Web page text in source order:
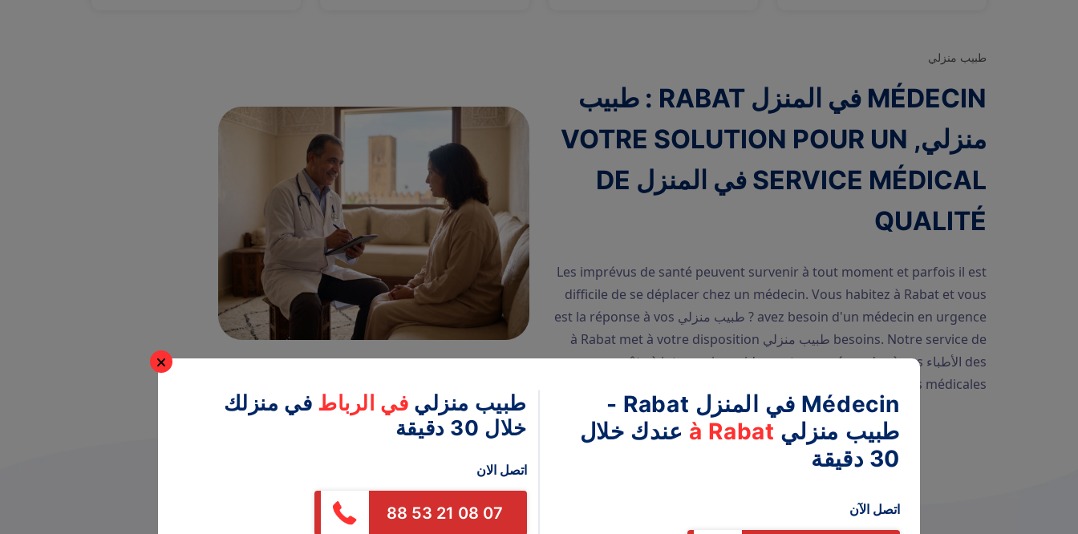
طبيب منزلي
MÉDECIN في المنزل RABAT : طبيب
منزلي, VOTRE SOLUTION POUR UN
SERVICE MÉDICAL في المنزل DE
QUALITÉ
Les imprévus de santé peuvent survenir à tout moment et parfois il est
difficile de se déplacer chez un médecin. Vous habitez à Rabat et vous
avez besoin d'un médecin en urgence ? طبيب منزلي est la réponse à vos
besoins. Notre service de طبيب منزلي à Rabat met à votre disposition
des الأطباء prêts à intervenir rapidement pour répondre à vos
préoccupations médicales.
Médecin في المنزل Rabat
-
طبيب منزلي à Rabat عندك خلال
30 دقيقة
اتصل الآن
طبيب منزلي في الرباط في منزلك
خلال 30 دقيقة
اتصل الان
07 08 21 53 88